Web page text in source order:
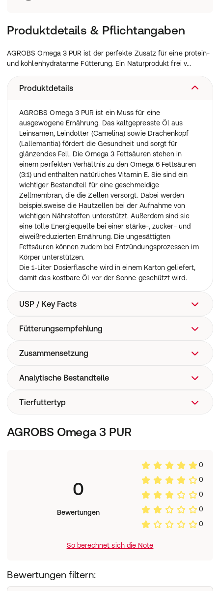
Produktdetails & Pflichtangaben
AGROBS Omega 3 PUR ist der perfekte Zusatz für eine protein-
und kohlenhydratarme Fütterung. Ein Naturprodukt frei v...
Produktdetails
AGROBS Omega 3 PUR ist ein Muss für eine
ausgewogene Ernährung. Das kaltgepresste Öl aus
Leinsamen, Leindotter (Camelina) sowie Drachenkopf
(Lallemantia) fördert die Gesundheit und sorgt für
glänzendes Fell. Die Omega 3 Fettsäuren stehen in
einem perfekten Verhältnis zu den Omega 6 Fettsäuren
(3:1) und enthalten natürliches Vitamin E. Sie sind ein
wichtiger Bestandteil für eine geschmeidige
Zellmembran, die die Zellen versorgt. Dabei werden
beispielsweise die Hautzellen bei der Aufnahme von
wichtigen Nährstoffen unterstützt. Außerdem sind sie
eine tolle Energiequelle bei einer stärke-, zucker- und
eiweißreduzierten Ernährung. Die ungesättigten
Fettsäuren können zudem bei Entzündungsprozessen im
Körper unterstützen.
Die 1-Liter Dosierflasche wird in einem Karton geliefert,
damit das kostbare Öl vor der Sonne geschützt wird.
USP / Key Facts
Für glänzendes Fell & gesunde Haut
Mit natürlichem Vitamin E
Fütterungsempfehlung
Zur Lieferung hochwertiger Fettsäuren: täglich 5 - 10 ml
Zur Energielieferung: täglich bis zu 20 ml je 100 kg
Bei Leberproblemen auf eine hohe Ölzufuhr verzichten.
Zusammensetzung
Leinöl, Leindotteröl, Drachenkopföl
Analytische Bestandteile
Leinöl, Leindotteröl, Drachenkopföl
Tierfuttertyp
Ergänzungsfuttermittel
AGROBS Omega 3 PUR
0
Bewertungen
0
0
0
0
0
So berechnet sich die Note
Bewertungen filtern: